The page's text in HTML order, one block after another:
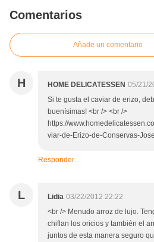
Comentarios
Añade un comentario
H HOME DELICATESSEN 05/21/
Si te gusta el caviar de erizo,
buenísimas! <br /> <br />
https://
viar-de-Erizo-de-Conservas-
Responder
L Lidia 03/22/2012 22:22
<br /> Menudo arroz de lujo.
chiflan los oricios y también el
juntos de esta manera seguro